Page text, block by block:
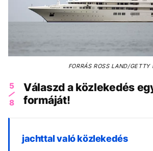
FORRÁSROSS LAND/GETTY
5
8
Válaszd a közlekedés
formáját!
jachttal való közlekedés